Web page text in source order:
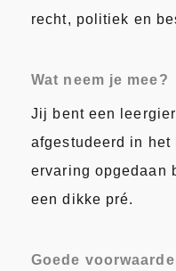
recht, politiek en
Wat neem je mee?
Jij bent een
afgestudeerd in het
ervaring opgedaan
een dikke pré.
Goede